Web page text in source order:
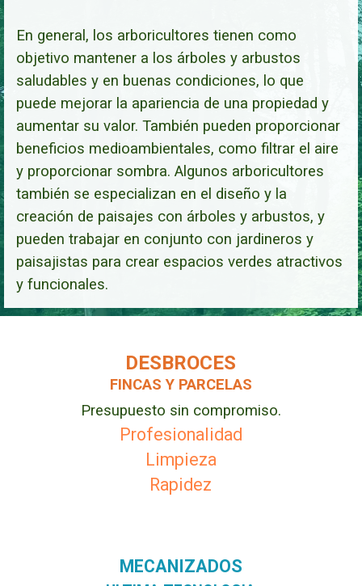
En general, los arboricultores tienen como
objetivo mantener a los árboles y arbustos
saludables y en buenas condiciones, lo que
puede mejorar la apariencia de una propiedad y
aumentar su valor. También pueden proporcionar
beneficios medioambientales, como filtrar el aire
y proporcionar sombra. Algunos arboricultores
también se especializan en el diseño y la
creación de paisajes con árboles y arbustos, y
pueden trabajar en conjunto con jardineros y
paisajistas para crear espacios verdes atractivos
y funcionales.
DESBROCES
FINCAS Y PARCELAS
Presupuesto sin compromiso.
Profesionalidad
Limpieza
Rapidez
MECANIZADOS